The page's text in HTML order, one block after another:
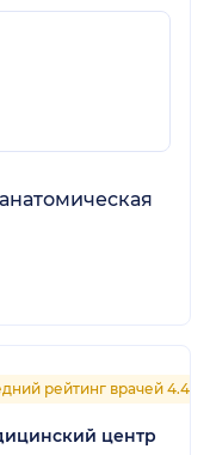
рейтинг врачей 4.4
центр